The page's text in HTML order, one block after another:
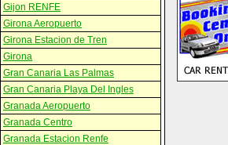
Gijon RENFE
Girona Aeropuerto
Girona Estacion de Tren
Girona
Gran Canaria Las Palmas
Gran Canaria Playa Del Ingles
Granada Aeropuerto
Granada Centro
Granada Estacion Renfe